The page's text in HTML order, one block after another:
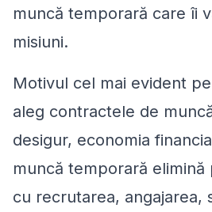
muncă temporară care îi
misiuni.
Motivul cel mai evident
aleg contractele de
desigur, economia
muncă temporară
cu recrutarea, angajarea,